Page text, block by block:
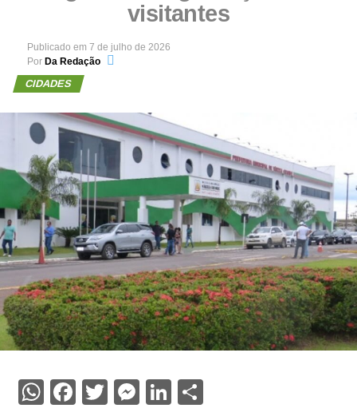
visitantes
Publicado em 7 de julho de 2026
Por Da Redação
CIDADES
WhatsApp
Facebook
TwitterMessenger
LinkedIn